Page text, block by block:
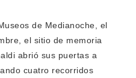
de Medianoche, el
el sitio de memoria
abrió sus puertas a
cuatro recorridos